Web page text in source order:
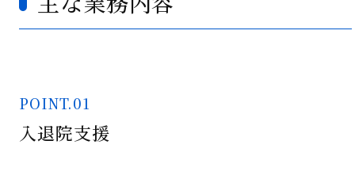
POINT.01
入退院支援